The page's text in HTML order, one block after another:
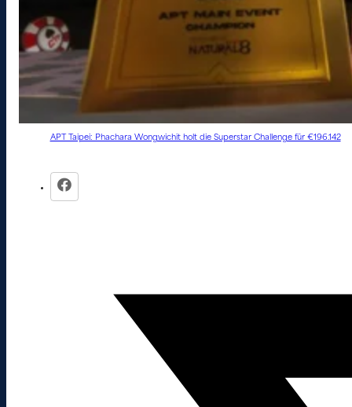
APT Taipei: Phachara Wongwichit holt die Superstar Challenge für €196.142